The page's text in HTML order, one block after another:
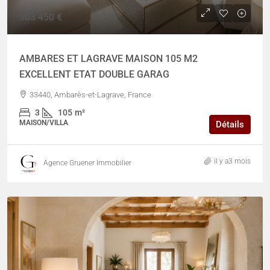
303 450 €
AMBARES ET LAGRAVE MAISON 105 M2
EXCELLENT ETAT DOUBLE GARAG
33440, Ambarès-et-Lagrave, France
3 105 m²
MAISON/VILLA Détails
Agence Gruener Immobilier il y a3 mois